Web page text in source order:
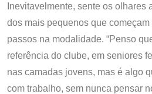
Inevitavelmente, sente os olhares
dos mais pequenos que
passos na modalidade. “Penso
referência do clube, em seniores
nas camadas jovens, mas é algo
com trabalho, sem nunca pensar